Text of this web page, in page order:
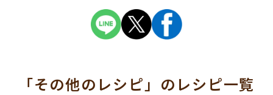
「その他のレシピ」 のレシピ一覧